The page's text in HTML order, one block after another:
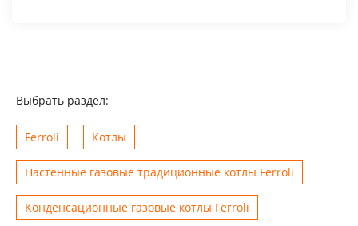
Выбрать раздел:
Ferroli Котлы
Настенные газовые традиционные котлы Ferroli
Конденсационные газовые котлы Ferroli